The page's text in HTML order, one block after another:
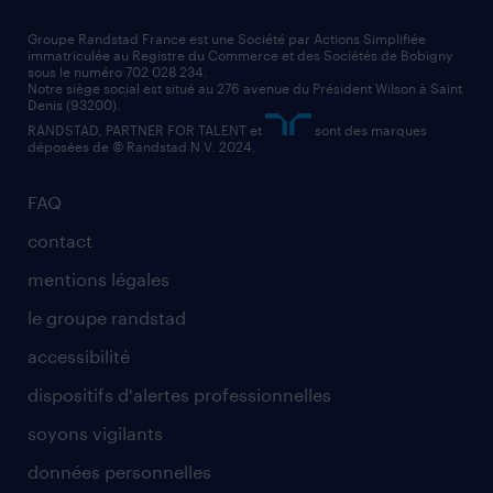
assistant administratif
comptable
nos cabinets de recrutement
FAQ
contact
mentions légales
le groupe randstad
accessibilité
dispositifs d'alertes professionnelles
soyons vigilants
données personnelles
Groupe Randstad France est une Société par Actions Simplifiée
immatriculée au Registre du Commerce et des Sociétés de Bobigny
sous le numéro 702 028 234.
Notre siège social est situé au 276 avenue du Président Wilson à Saint
Denis (93200).
RANDSTAD, PARTNER FOR TALENT et
sont des marques
déposées de © Randstad N.V. 2024.